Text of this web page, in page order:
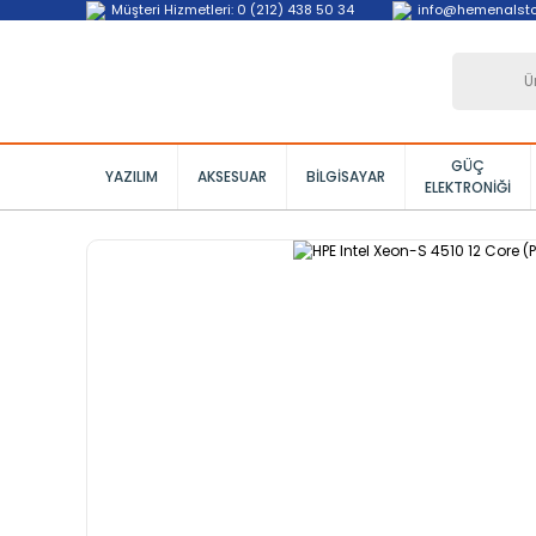
Müşteri Hizmetleri: 0 (212) 438 50 34
YAZILIM AKSESUAR BILGISAYAR
GÜÇ
ELEKTRONIĞI